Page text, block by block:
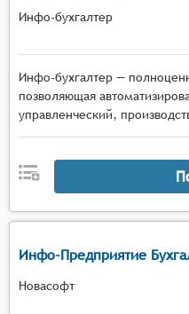
Инфо-бухгалтер
Инфо-бухгалтер —
позволяющая
управленческий,
Инфо-Предприятие
Новасофт